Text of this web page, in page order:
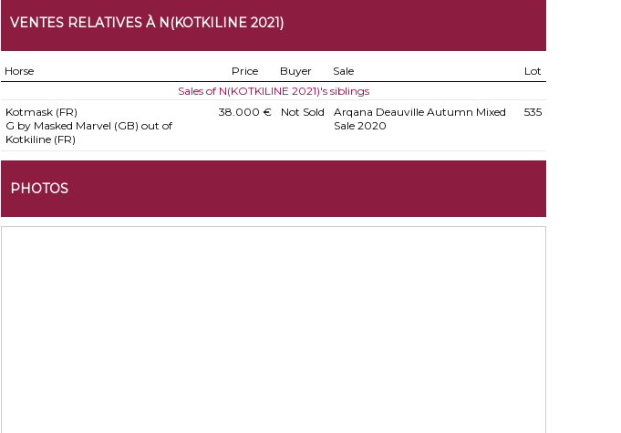
VENTES RELATIVES À N(KOTKILINE 2021)
Horse Price Buyer Sale
Lot
Sales of N(KOTKILINE 2021)'s siblings
Kotmask (FR)
G by Masked Marvel (GB) out of
Kotkiline (FR)
38.000 € Not Sold
Arqana Deauville Autumn Mixed
Sale 2020
535
PHOTOS